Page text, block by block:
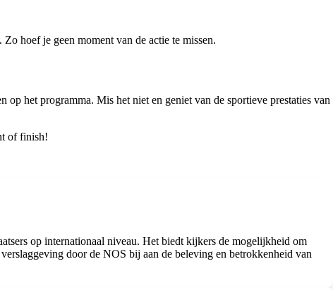
hoef je geen moment van de actie te missen.
op het programma. Mis het niet en geniet van de sportieve prestaties van
of finish!
op internationaal niveau. Het biedt kijkers de mogelijkheid om
door de NOS bij aan de beleving en betrokkenheid van